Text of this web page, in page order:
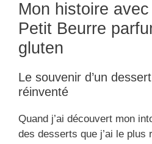
Mon histoire
Petit Beurre
gluten
Le souvenir d’un
réinventé
Quand j’ai découvert mon
des desserts que j’ai le plus